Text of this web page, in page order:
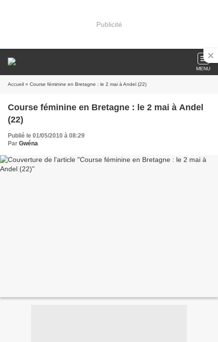
Publicité
MENU
Accueil » Course féminine en Bretagne : le 2 mai à Andel (22)
Course féminine en Bretagne : le 2 mai à Andel
(22)
Publié le 01/05/2010 à 08:29
Par Gwéna